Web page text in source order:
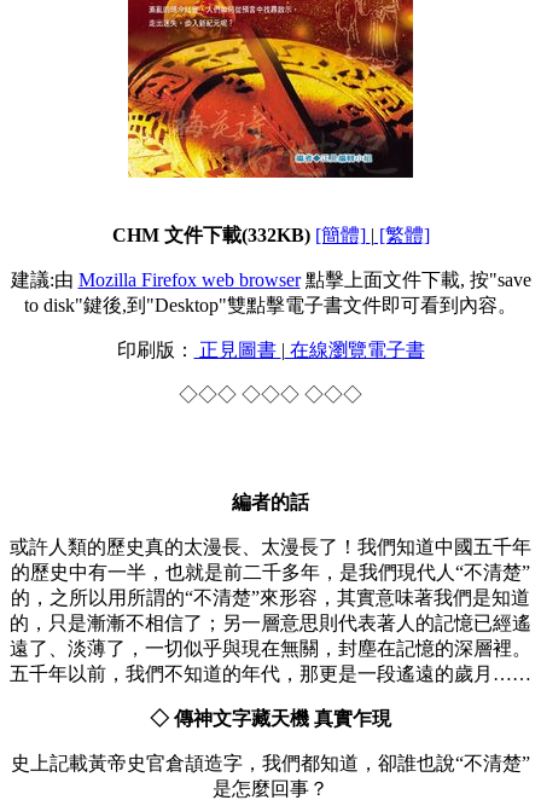
CHM 文件下載(332KB) [簡體] | [繁體]
建議:由 Mozilla Firefox web browser點擊上面文件下載, 按"save
to disk"鍵後,到"Desktop"雙點擊電子書文件即可看到內容。
印刷版： 正見圖書 | 在線瀏覽電子書
◇◇◇ ◇◇◇ ◇◇◇
編者的話
或許人類的歷史真的太漫長、太漫長了！我們知道中國五千年
的歷史中有一半，也就是前二千多年，是我們現代人“不清楚”
的，之所以用所謂的“不清楚”來形容，其實意味著我們是知道
的，只是漸漸不相信了；另一層意思則代表著人的記憶已經遙
遠了、淡薄了，一切似乎與現在無關，封塵在記憶的深層裡。
五千年以前，我們不知道的年代，那更是一段遙遠的歲月……
◇ 傳神文字藏天機 真實乍現
史上記載黃帝史官倉頡造字，我們都知道，卻誰也說“不清楚”
是怎麼回事？